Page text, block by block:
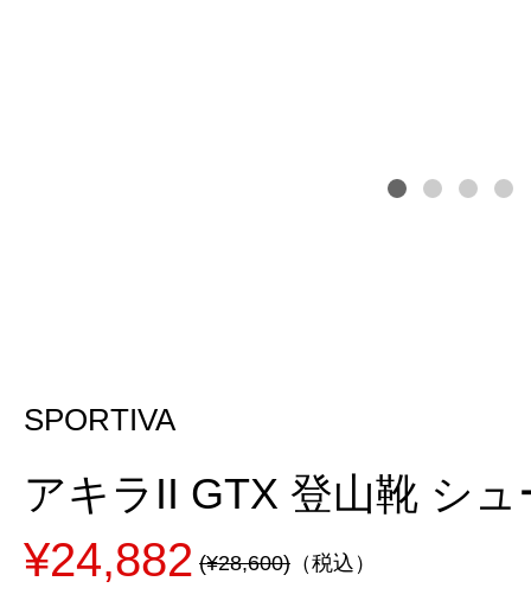
SPORTIVA
アキラII GTX 登山靴 シ
¥24,882 (¥28,600) （税込）